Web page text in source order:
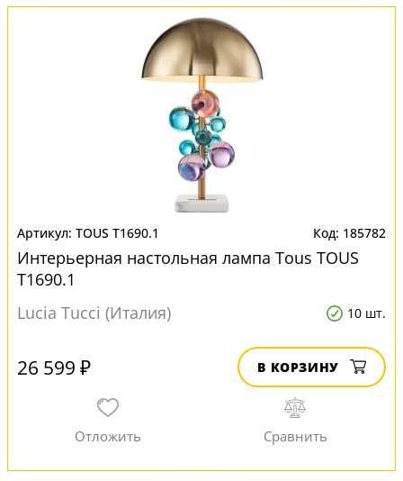
TOUS T1690.1 185782
Интерьерная настольная лампа Tous TOUS
T1690.1
Lucia Tucci (Италия)
10 шт.
26 599 ₽ В КОРЗИНУ